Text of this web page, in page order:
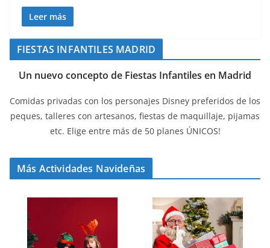
Leer más
FIESTAS INFANTILES MADRID
Un nuevo concepto de Fiestas Infantiles en Madrid
Comidas privadas con los personajes Disney preferidos de los
peques, talleres con artesanos, fiestas de maquillaje, pijamas
etc. Elige entre más de 50 planes ÚNICOS!
Más Actividades Navideñas